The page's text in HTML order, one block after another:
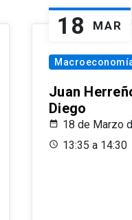
18 MAR
Juan
Diego
18 de Marzo
13:35 a 14:30